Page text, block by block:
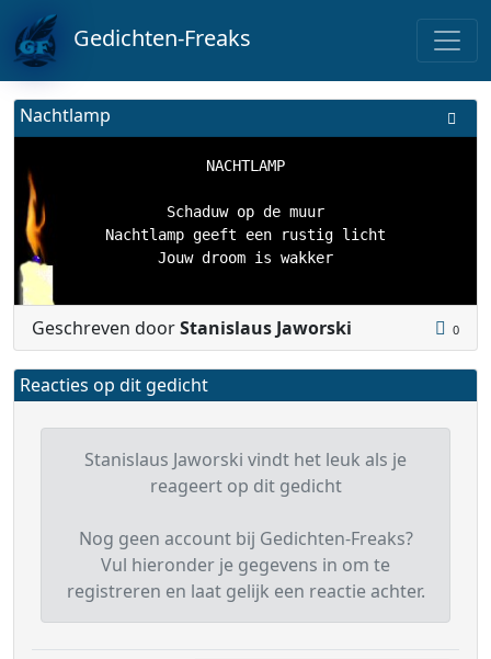
Gedichten-Freaks
Nachtlamp
NACHTLAMP
Schaduw op de muur
Nachtlamp geeft een rustig licht
Geschreven doorStanislaus Jaworski 0
Reacties op dit gedicht
Stanislaus Jaworski vindt het leuk als je
reageert op dit gedicht
Nog geen account bij Gedichten-Freaks?
Vul hieronder je gegevens in om te
registreren en laat gelijk een reactie achter.